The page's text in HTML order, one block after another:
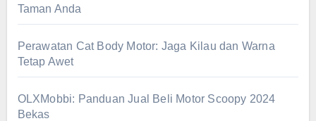
Taman Anda
Perawatan Cat Body Motor: Jaga Kilau dan Warna
Tetap Awet
OLXMobbi: Panduan Jual Beli Motor Scoopy 2024
Bekas